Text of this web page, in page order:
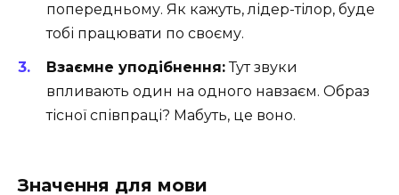
попередньому. Як кажуть, лідер-тілор, буде
тобі працювати по своєму.
Взаємне уподібнення:Тут звуки
впливають один на одного навзаєм. Образ
тісної співпраці? Мабуть, це воно.
Значення для мови